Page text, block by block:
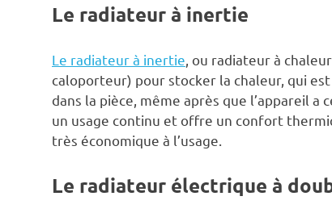
Le radiateur à inertie
Le radiateur à inertie , ou radiateur à
caloporteur) pour stocker la chaleur, qui
dans la pièce, même après que l’appareil
un usage continu et offre un confort
très économique à l’usage.
Le radiateur électrique à